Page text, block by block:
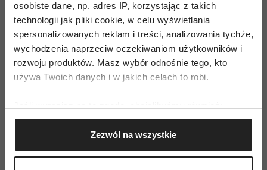
osobiste dane, np. adres IP, korzystając z takich
technologii jak pliki cookie, w celu wyświetlania
spersonalizowanych reklam i treści, analizowania tychże,
wychodzenia naprzeciw oczekiwaniom użytkowników i
rozwoju produktów. Masz wybór odnośnie tego, kto
używa Twoich danych i w jakich celach to robi.
Gromadzić dane dotyczące Twojej lokalizacji
geograficznej z dokładnością nawet do kilku metrów
Identyfikować Twoje urządzenie, aktywnie
Zezwól na wszystkie
ZAMÓW
WYDANIE DRUKOWANE